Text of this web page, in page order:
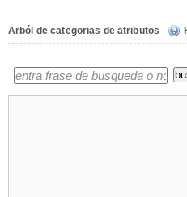
Arból de categorias de atributos